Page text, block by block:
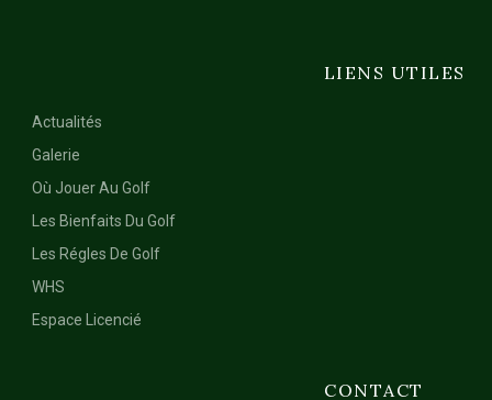
LIENS UTILES
Actualités
Galerie
Où Jouer Au Golf
Les Bienfaits Du Golf
Les Régles De Golf
WHS
Espace Licencié
CONTACT